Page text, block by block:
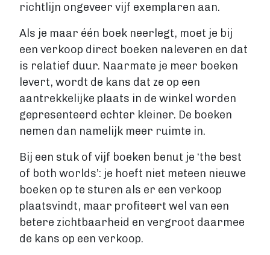
richtlijn ongeveer vijf exemplaren aan.
Als je maar één boek neerlegt, moet je bij
een verkoop direct boeken naleveren en dat
is relatief duur. Naarmate je meer boeken
levert, wordt de kans dat ze op een
aantrekkelijke plaats in de winkel worden
gepresenteerd echter kleiner. De boeken
nemen dan namelijk meer ruimte in.
Bij een stuk of vijf boeken benut je ‘the best
of both worlds’: je hoeft niet meteen nieuwe
boeken op te sturen als er een verkoop
plaatsvindt, maar profiteert wel van een
betere zichtbaarheid en vergroot daarmee
de kans op een verkoop.